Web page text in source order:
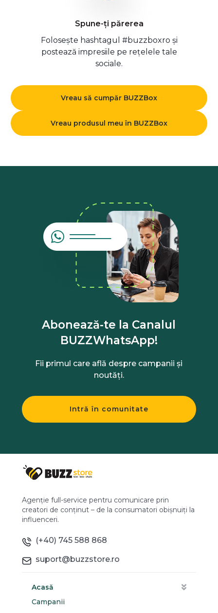
Spune-ți părerea
Folosește hashtagul #buzzboxro și
postează impresiile pe rețelele tale
sociale.
Vreau să cumpăr BUZZBox
Vreau produsul meu în BUZZBox
Abonează-te la Canalul
BUZZWhatsApp!
Fii primul care află despre campanii și
noutăți.
Intră în comunitate
Agenție full-service pentru comunicare prin
creatori de conținut – de la consumatori obișnuiți la
influenceri.
(+40) 745 588 868
suport@buzzstore.ro
Acasă
Campanii